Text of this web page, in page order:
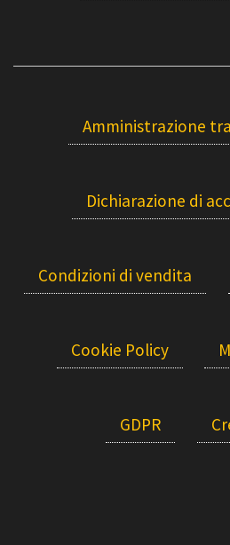
Amministrazione
Dichiarazione di
Condizioni di vendita
Cookie Policy
GDPR